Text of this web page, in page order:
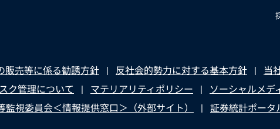
販売等に係る勧誘方針 反社会的勢力に対する基本方針
当
ク管理について マテリアリティポリシー ソーシャルメデ
監視委員会＜情報提供窓口＞（外部サイト） 証券統計ポータ